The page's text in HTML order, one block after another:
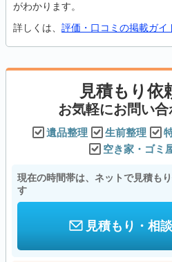
がわかります。
詳しくは、 評価・口コミの掲載ガイ
見積もり依
お気軽にお問い
遺品整理 生前整理
空き家・ゴミ
現在の時間帯は、ネットで見積も
す
見積もり・相